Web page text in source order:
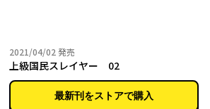
2021/04/02 2021年04月02日
発売
上級国民スレイヤー 02
最新刊をストアで購入